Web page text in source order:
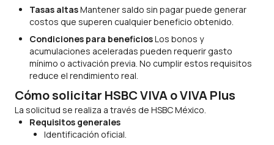
Tasas altasMantener saldo sin pagar puede generar
costos que superen cualquier beneficio obtenido.
Condiciones para beneficiosLos bonos y
acumulaciones aceleradas pueden requerir gasto
mínimo o activación previa. No cumplir estos requisitos
reduce el rendimiento real.
Cómo solicitar HSBC VIVA o VIVA Plus
La solicitud se realiza a través de HSBC México.
Requisitos generales
Identificación oficial.